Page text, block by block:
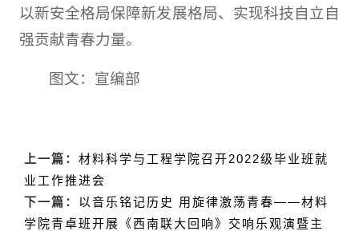
以新安全格局保障新发展格局、实现科技自立自
强贡献青春力量。
图文：宣编部
上一篇： 材料科学与工程学院召开2022级毕业班就
业工作推进会
下一篇： 以音乐铭记历史 用旋律激荡青春——材料
学院青卓班开展《西南联大回响》交响乐观演暨主